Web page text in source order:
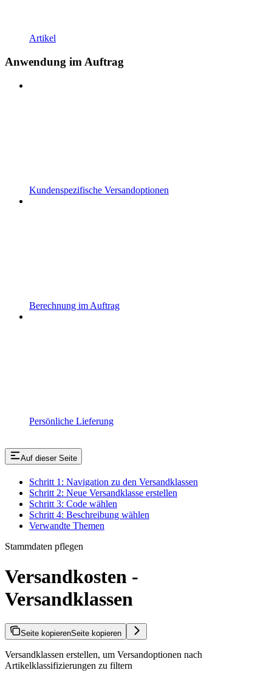
Artikel
Anwendung im Auftrag
Kundenspezifische Versandoptionen
Berechnung im Auftrag
Persönliche Lieferung
Auf dieser Seite
Schritt 1: Navigation zu den Versandklassen
Schritt 2: Neue Versandklasse erstellen
Schritt 3: Code wählen
Schritt 4: Beschreibung wählen
Verwandte Themen
Stammdaten pflegen
Versandkosten -
Versandklassen
Seite kopierenSeite kopieren
Versandklassen erstellen, um Versandoptionen nach
Artikelklassifizierungen zu filtern